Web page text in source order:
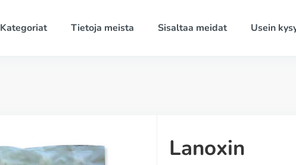
Kategoriat Tietoja meista Sisaltaa meidat Usein
Lanoxin